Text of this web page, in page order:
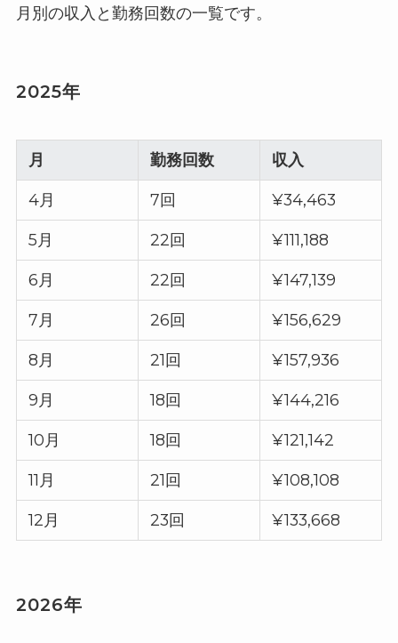
月別の収入と勤務回数の一覧です。
2025年
月 勤務回数 収入
4月 7回 ¥34,463
5月 22回 ¥111,188
6月 22回 ¥147,139
7月 26回 ¥156,629
8月 21回 ¥157,936
9月 18回 ¥144,216
10月 18回 ¥121,142
11月 21回 ¥108,108
12月 23回 ¥133,668
2026年